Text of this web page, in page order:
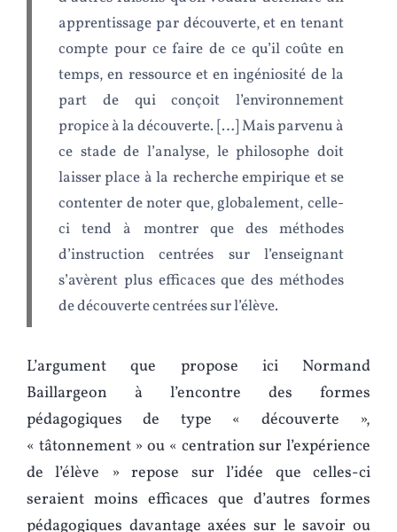
apprentissage par découverte, et en tenant
compte pour ce faire de ce qu’il coûte en
temps, en ressource et en ingéniosité de la
part de qui conçoit l’environnement
propice à la découverte. […] Mais parvenu à
ce stade de l’analyse, le philosophe doit
laisser place à la recherche empirique et se
contenter de noter que, globalement, celle-
ci tend à montrer que des méthodes
d’instruction centrées sur l’enseignant
s’avèrent plus efficaces que des méthodes
de découverte centrées sur l’élève.
L’argument que propose ici Normand
Baillargeon à l’encontre des formes
pédagogiques de type « découverte »,
« tâtonnement » ou « centration sur l’expérience
de l’élève » repose sur l’idée que celles-ci
seraient moins efficaces que d’autres formes
pédagogiques davantage axées sur le savoir ou